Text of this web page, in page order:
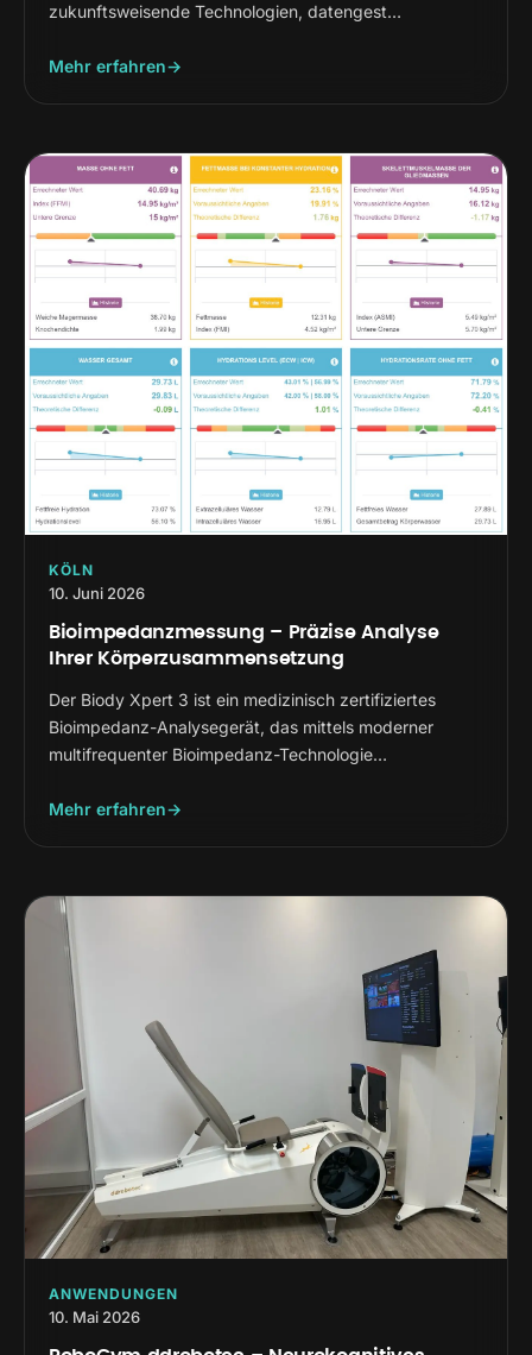
zukunftsweisende Technologien, datengest…
Mehr erfahren
KÖLN
10. Juni 2026
Bioimpedanzmessung – Präzise Analyse
Ihrer Körperzusammensetzung
Der Biody Xpert 3 ist ein medizinisch zertifiziertes
Bioimpedanz-Analysegerät, das mittels moderner
multifrequenter Bioimpedanz-Technologie…
Mehr erfahren
ANWENDUNGEN
10. Mai 2026